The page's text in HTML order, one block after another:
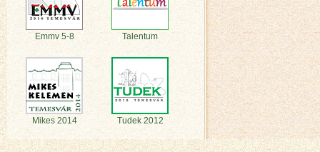
Emmv 5-8 Talentum
Mikes 2014 Tudek 2012